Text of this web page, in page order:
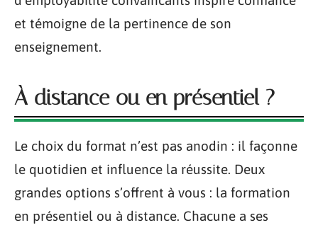
et témoigne de la pertinence de son
enseignement.
À distance ou en présentiel ?
Le choix du format n’est pas anodin : il façonne
le quotidien et influence la réussite. Deux
grandes options s’offrent à vous : la formation
en présentiel ou à distance. Chacune a ses